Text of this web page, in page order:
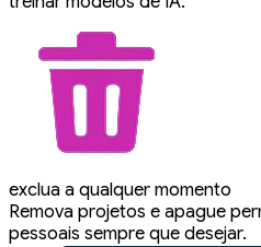
exclua a qualquer momento
Remova projetos e apague
pessoais sempre que desejar.